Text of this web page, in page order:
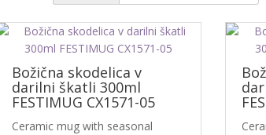
Božična skodelica v
darilni škatli 300ml
FESTIMUG CX1571-05
Ceramic mug with seasonal